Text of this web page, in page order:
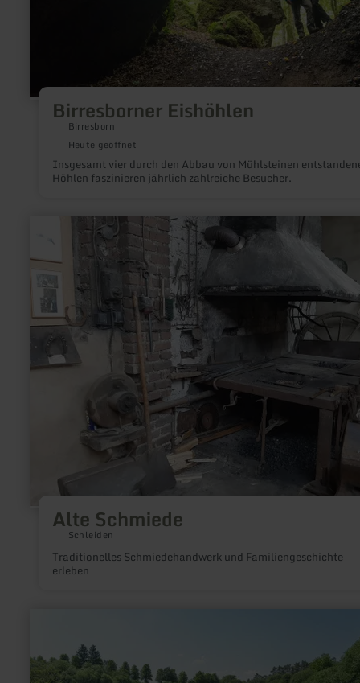
Birresborner Eishöhlen
Birresborn
Heute geöffnet
Insgesamt vier durch den Abbau von Mühlsteinen
Höhlen faszinieren jährlich zahlreiche Besucher.
Alte Schmiede
Schleiden
Traditionelles Schmiedehandwerk und Familiengeschichte
erleben
Alte
Schmiede
Vulkankrater
Papenkaule